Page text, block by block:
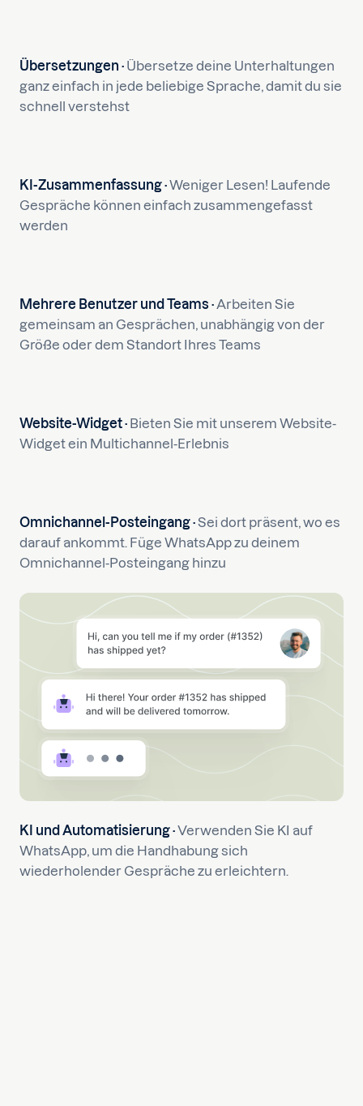
Übersetzungen · Übersetze deine Unterhaltungen
ganz einfach in jede beliebige Sprache, damit du sie
schnell verstehst
KI-Zusammenfassung ·Weniger Lesen! Laufende
Gespräche können einfach zusammengefasst
werden
Mehrere Benutzer und Teams · Arbeiten Sie
gemeinsam an Gesprächen, unabhängig von der
Größe oder dem Standort Ihres Teams
Website-Widget · Bieten Sie mit unserem Website-
Widget ein Multichannel-Erlebnis
Omnichannel-Posteingang ·Sei dort präsent, wo es
darauf ankommt. Füge WhatsApp zu deinem
Omnichannel-Posteingang hinzu
KI und Automatisierung ·Verwenden Sie KI auf
WhatsApp, um die Handhabung sich
wiederholender Gespräche zu erleichtern.